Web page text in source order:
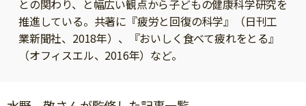
小学5年生
小学6年生
ニュース
ワーク・ドリル
幼稚園・保育園
こそだて生活
住まい
こそだてマンガ
との関わり、と幅広い観点から子どもの健康科学研究を
推進している。共著に『疲労と回復の科学』（日刊工
業新聞社、2018年）、『おいしく食べて疲れをとる』
（オフィスエル、2016年）など。